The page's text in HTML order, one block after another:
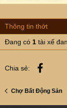
Thông tin thớt
Đang có 1 tài xế
Chia sẻ:
Chợ Bất Động Sản